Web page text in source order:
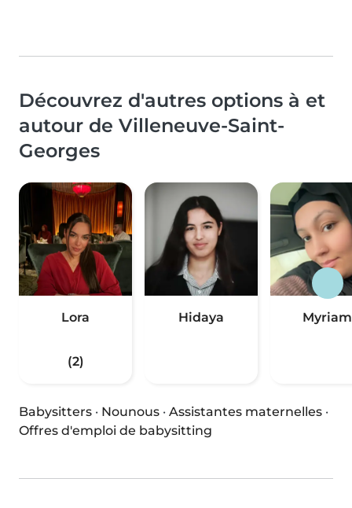
Découvrez d'autres options à et
autour de Villeneuve-Saint-
Georges
Lora
(2)
Hidaya Myriam
Babysitters · Nounous · Assistantes maternelles ·
Offres d'emploi de babysitting